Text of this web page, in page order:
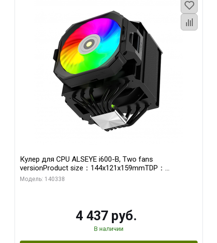
Кулер для CPU ALSEYE i600-B, Two fans
versionProduct size：144x121x159mmTDP：
270WSoldering technology CD textureApplication:Intel：
Модель: 140338
4 437 руб.
В наличии